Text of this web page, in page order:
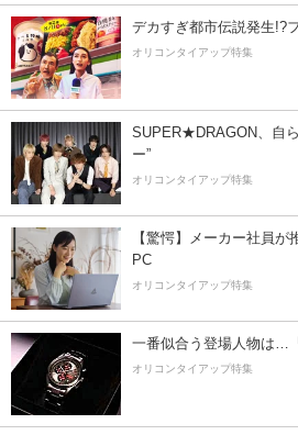
デカすぎ都市伝説発生!?
オリコンタイアップ特集
SUPER★DRAGON、自
ー”
オリコンタイアップ特集
【驚愕】メーカー社員
PC
オリコンタイアップ特集
一番似合う登場人物は…
オリコンタイアップ特集